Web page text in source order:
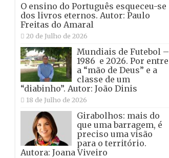
O ensino do Português esqueceu-se
dos livros eternos. Autor: Paulo
Freitas do Amaral
20 de Julho de 2026
Mundiais de Futebol –
1986 e 2026. Por entre
a “mão de Deus” e a
classe de um
“diabinho”. Autor: João Dinis
18 de Julho de 2026
Girabolhos: mais do
que uma barragem, é
preciso uma visão
para o território.
Autora: Joana Viveiro